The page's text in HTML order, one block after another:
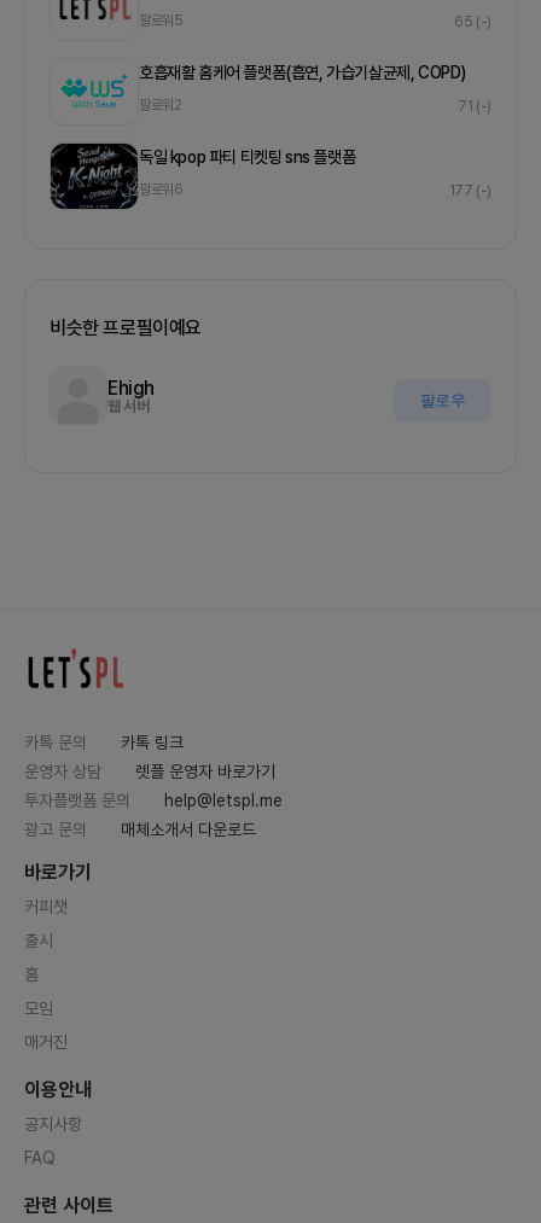
팔로워 5 65 (-)
호흡재활 홈케어 플랫폼(흡연, 가습기살균제, COPD)
팔로워 2 71 (-)
독일 kpop 파티 티켓팅 sns 플랫폼
팔로워 6 177 (-)
비슷한 프로필이예요
Ehigh
웹 서버 팔로우
카톡 문의
카톡 링크
운영자 상담
렛플 운영자 바로가기
투자플랫폼 문의
help@letspl.me
광고 문의
매체소개서 다운로드
바로가기
커피챗
출시
홈
모임
매거진
이용안내
공지사항
FAQ
관련 사이트